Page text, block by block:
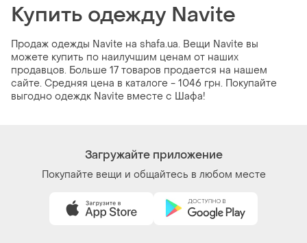
Купить одежду Navite
Продаж одежды Navite на shafa.ua. Вещи Navite вы
можете купить по наилучшим ценам от наших
продавцов. Больше 17 товаров продается на нашем
сайте. Средняя цена в каталоге - 1046 грн. Покупайте
выгодно одеждк Navite вместе с Шафа!
Загружайте приложение
Покупайте вещи и общайтесь в любом месте